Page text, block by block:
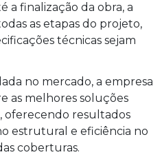
a finalização da obra, a
as etapas do projeto,
técnicas sejam
no mercado, a empresa
as melhores soluções
oferecendo resultados
estrutural e eficiência no
coberturas.